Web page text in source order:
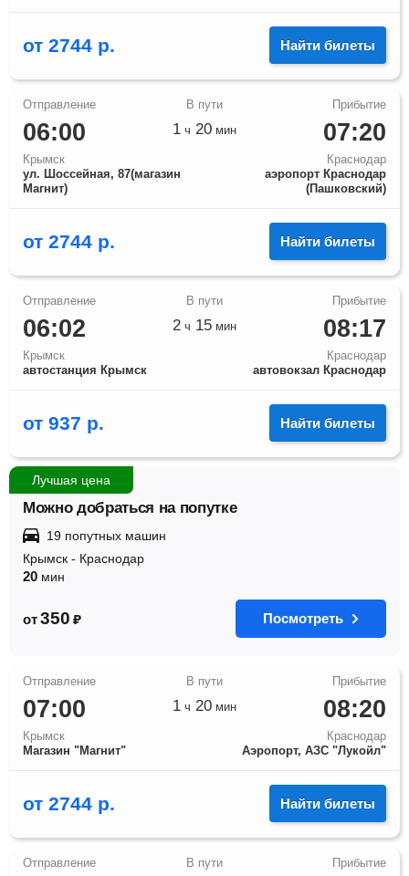
от 2744 р. Найти билеты
06:00
Крымск
ул. Шоссейная, 87(магазин
Магнит)
07:20
Краснодар
аэропорт Краснодар
(Пашковский)
1 ч 20 мин
от 2744 р. Найти билеты
06:02
Крымск
автостанция Крымск
08:17
Краснодар
автовокзал Краснодар
2 ч 15 мин
от 937 р. Найти билеты
Лучшая цена
Можно добраться на попутке
19 попутных машин
Крымск - Краснодар
20 мин
от 350 ₽ Посмотреть
07:00
Крымск
Магазин "Магнит"
08:20
Краснодар
Аэропорт, АЗС "Лукойл"
1 ч 20 мин
от 2744 р. Найти билеты